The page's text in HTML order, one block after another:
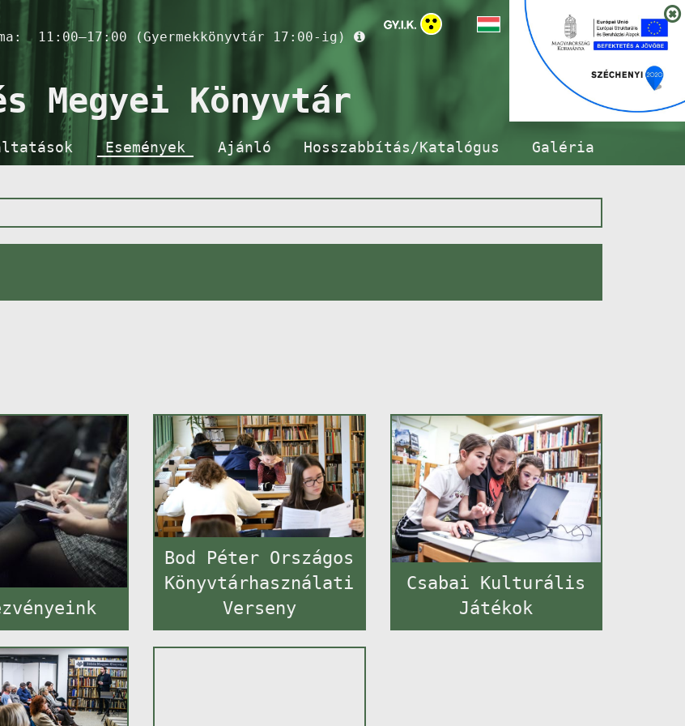
11:00–17:00 (Gyermekkönyvtár 17:00-ig)
Megyei Könyvtár
Események Ajánló Hosszabbítás/Katalógus Galéria
Bod Péter Országos
Könyvtárhasználati
Verseny
Csabai Kulturális
Játékok